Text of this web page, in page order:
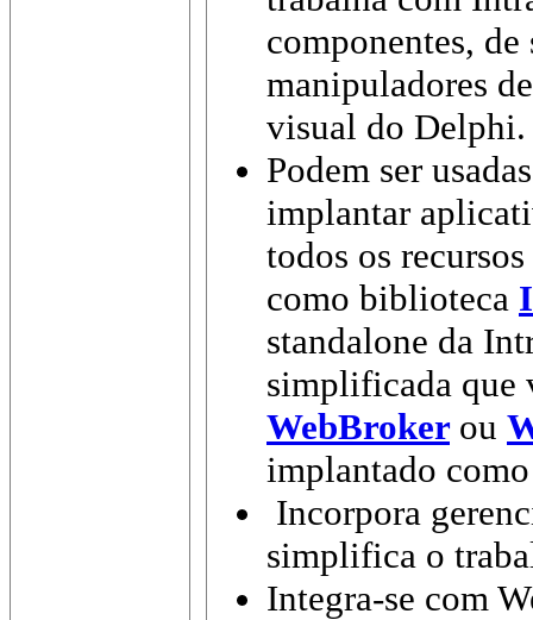
componentes, de
manipuladores
visual do Delphi.
Podem ser
implantar
todos os
como biblioteca
standalone da
simplificada que
WebBroker ou
implantado
Incorpora
simplifica o
Integra-se com